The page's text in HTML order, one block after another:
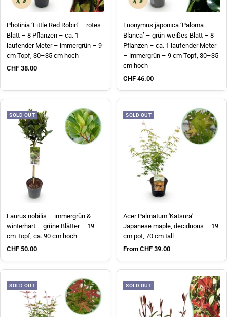
Photinia ‘Little Red Robin’ – rotes
Blatt – 8 Pflanzen – ca. 1
laufender Meter – immergrün – 9
cm Topf, 30–35 cm hoch
Sale price
CHF 38.00
Euonymus japonica ‘Paloma
Blanca’ – grün-weißes Blatt – 8
Pflanzen – ca. 1 laufender Meter
– immergrün – 9 cm Topf, 30–35
cm hoch
Sale price
CHF 46.00
SOLD OUT
Laurus nobilis – immergrün &
winterhart – grüne Blätter – 19
cm Topf, ca. 90 cm hoch
Sale price
CHF 50.00
SOLD OUT
Acer Palmatum 'Katsura' –
Japanese maple, deciduous – 19
cm pot, 70 cm tall
Sale price
From CHF 39.00
SOLD OUT SOLD OUT